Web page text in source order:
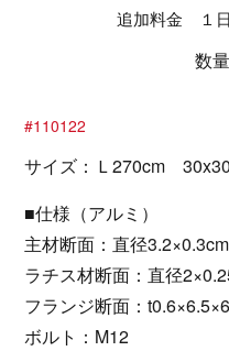
追加料金 １日
数量
#110122
サイズ：Ｌ270cm
■仕様（アルミ）
主材断面：直径3.2×0.3cm
ラチス材断面：直径
フランジ断面：
ボルト：M12